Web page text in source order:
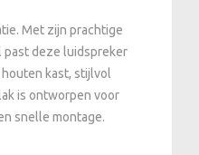
Met zijn prachtige
deze luidspreker
kast, stijlvol
is ontworpen voor
snelle montage.